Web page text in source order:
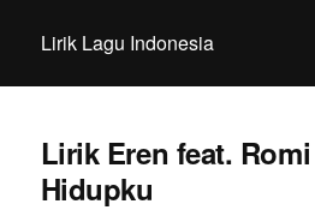
Lirik Lagu Indonesia
Lirik Eren feat.
Hidupku